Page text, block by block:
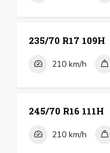
235/70 R17 109H
210 km/h
245/70 R16 111H
210 km/h